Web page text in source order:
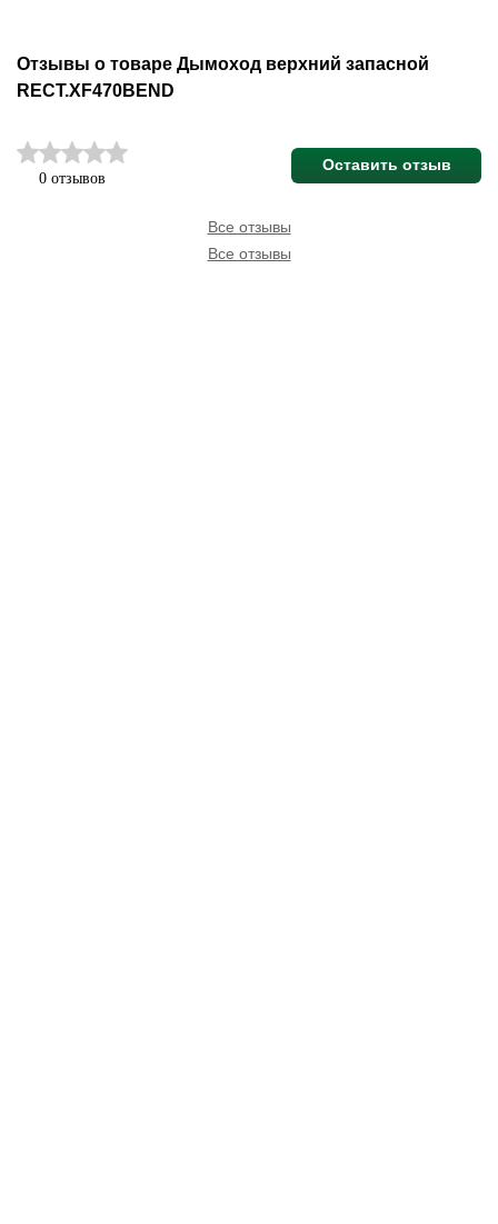
Отзывы о товаре Дымоход верхний запасной
RECT.XF470BEND
0 отзывов
Оставить отзыв
Все отзывы
Все отзывы